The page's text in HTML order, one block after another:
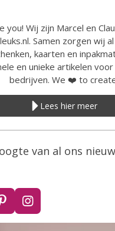
you! Wij zijn Marcel en
Samen zorgen wij
kaarten en
en unieke artikelen
bedrijven. We ❤️ to
Lees hier meer
van al ons
P
i
I
n